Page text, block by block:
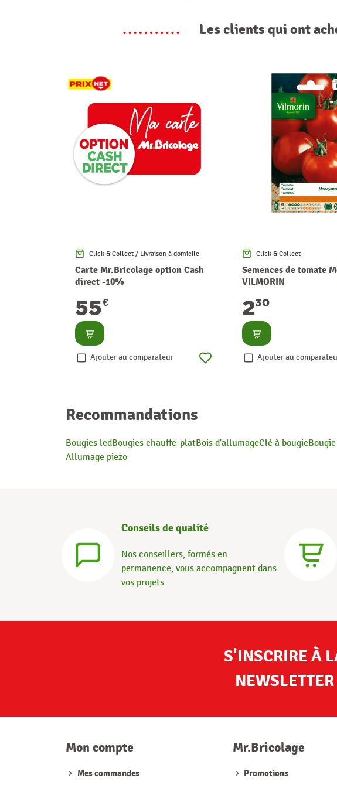
Les clients qui ont
Click & Collect / Livraison à domicile
Carte Mr.Bricolage option Cash
direct -10%
55€
Consulter
Ajouter au comparateur
Click & Collect
Semences de tomate
VILMORIN
230
Consulter
Ajouter au
Recommandations
Bougies ledBougies chauffe-platBois d'allumageClé à bougie
Allumage piezo
Conseils de qualité
Nos conseillers, formés en
permanence, vous accompagnent dans
vos projets
S'INSCRIRE À
NEWSLETTER
Mon compte
Mes commandes
Mr.Bricolage
Promotions